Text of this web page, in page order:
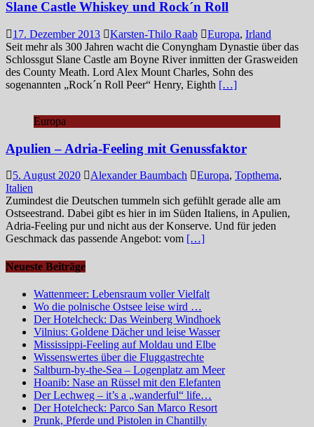
Slane Castle Whiskey und Rock´n Roll
17. Dezember 2013 Karsten-Thilo Raab Europa, Irland
Seit mehr als 300 Jahren wacht die Conyngham Dynastie über das
Schlossgut Slane Castle am Boyne River inmitten der Grasweiden
des County Meath. Lord Alex Mount Charles, Sohn des
sogenannten „Rock´n Roll Peer“ Henry, Eighth […]
Europa
Apulien – Adria-Feeling mit Genussfaktor
5. August 2020 Alexander Baumbach Europa, Topthema,
Italien
Zumindest die Deutschen tummeln sich gefühlt gerade alle am
Ostseestrand. Dabei gibt es hier in im Süden Italiens, in Apulien,
Adria-Feeling pur und nicht aus der Konserve. Und für jeden
Geschmack das passende Angebot: vom […]
Neueste Beiträge
Wattenmeer: Lebensraum voller Vielfalt
Wo die polnische Ostsee leise wird …
Der Hotelcheck: Das Weinberg Windhoek
Vilnius: Goldene Dächer und leise Wasser
Mississippi-Feeling auf Moldau und Elbe
Wissenswertes über die Fluggastrechte
Saltburn-by-the-Sea – Logenplatz am Meer
Hoanib: Nase an Rüssel mit den Elefanten
Der Lechweg – it’s a „wanderful“ life…
Der Hotelcheck: Parco San Marco Resort
Prunk, Pferde und Pistolen in Chantilly